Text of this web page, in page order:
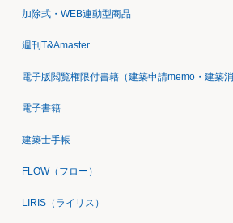
加除式・WEB連動型商品
週刊T&Amaster
電子版閲覧権限付書籍（建築申請memo・建築消
電子書籍
建築士手帳
FLOW（フロー）
LIRIS（ライリス）